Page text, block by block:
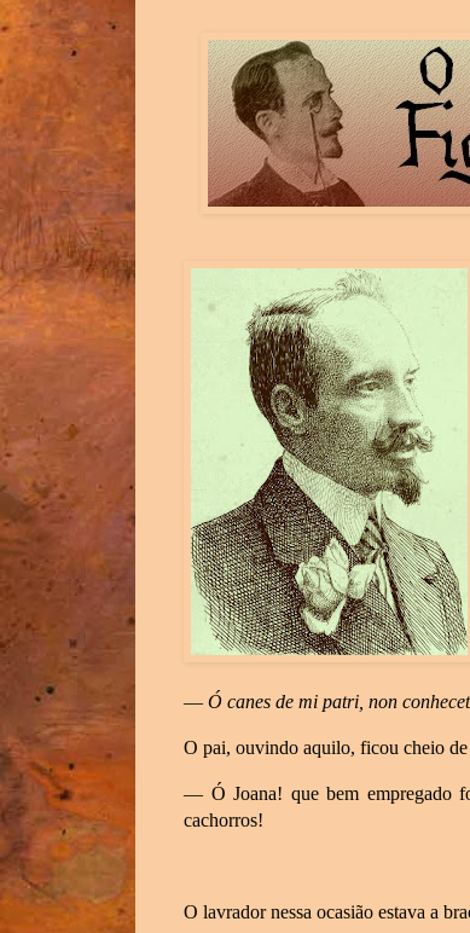
— Ó canes de mi patri, non
O pai, ouvindo aquilo, ficou cheio de
— Ó Joana! que bem empregado
cachorros!
O lavrador nessa ocasião estava a